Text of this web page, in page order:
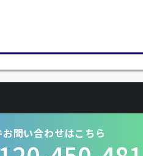
問い合わせはこちら